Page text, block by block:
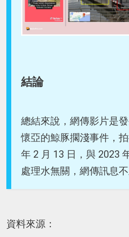
結論
總結來說，網傳影片是
懷亞的鯨豚擱淺事件，
年 2 月 13 日，與 2023
處理水無關，網傳訊息不
資料來源：